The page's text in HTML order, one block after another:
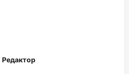
Редактор